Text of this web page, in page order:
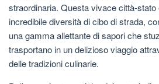
straordinaria. Questa vivace città-
incredibile diversità di cibo di strada,
una gamma allettante di sapori che
trasportano in un delizioso viaggio
delle tradizioni culinarie.